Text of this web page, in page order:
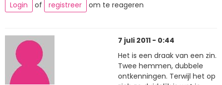
Login
of registreer om te reageren
7 juli 2011 - 0:44
Het is een draak van een zin.
Twee hemmen, dubbele
ontkenningen. Terwijl het op